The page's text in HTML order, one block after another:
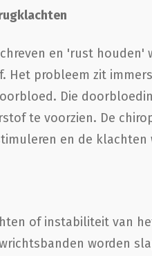
en 'rust houden'
Het probleem zit
Die
te voorzien. De
en de klachten
of instabiliteit van
worden